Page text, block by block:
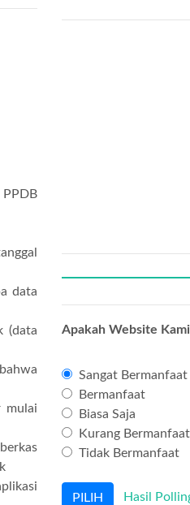
data
(data
mulai
Apakah Website
Sangat Bermanfaat
Bermanfaat
Biasa Saja
Kurang Bermanfaat
Tidak Bermanfaat
Hasil